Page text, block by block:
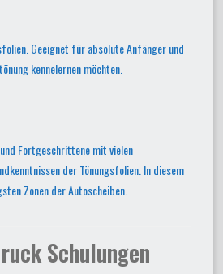
Geeignet für absolute Anfänger und
kennelernen möchten.
Fortgeschrittene mit vielen
der Tönungsfolien. In diesem
Zonen der Autoscheiben.
Schulungen